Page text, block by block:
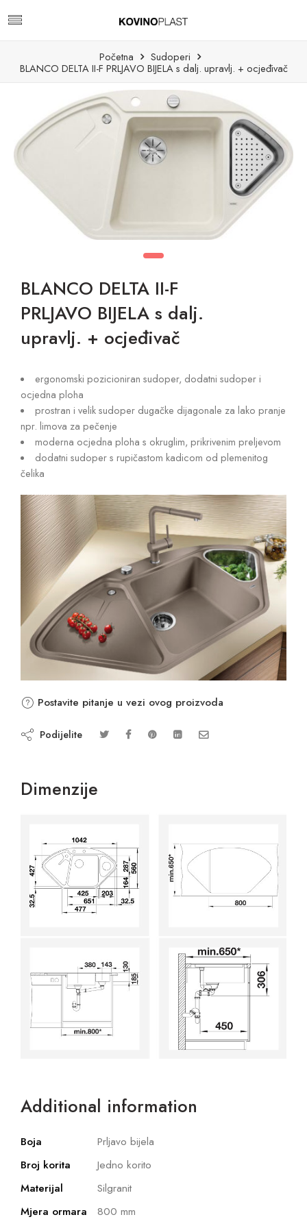
Početna
Sudoperi
BLANCO DELTA II-F PRLJAVO BIJELA s dalj. upravlj. + ocjeđivač
BLANCO DELTA II-F
PRLJAVO BIJELA s dalj.
upravlj. + ocjeđivač
ergonomski pozicioniran sudoper, dodatni sudoper i
ocjedna ploha
prostran i velik sudoper dugačke dijagonale za lako pranje
npr. limova za pečenje
moderna ocjedna ploha s okruglim, prikrivenim preljevom
dodatni sudoper s rupičastom kadicom od plemenitog
čelika
Postavite pitanje u vezi ovog proizvoda
Podijelite
Dimenzije
Additional information
Boja
Prljavo bijela
Broj korita
Jedno korito
Materijal
Silgranit
Mjera ormara
800 mm